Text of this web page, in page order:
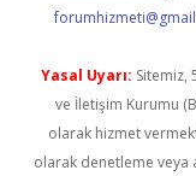
Yasal Uyarı: Sitemiz,
ve İletişim Kurumu
olarak hizmet
olarak denetleme veya